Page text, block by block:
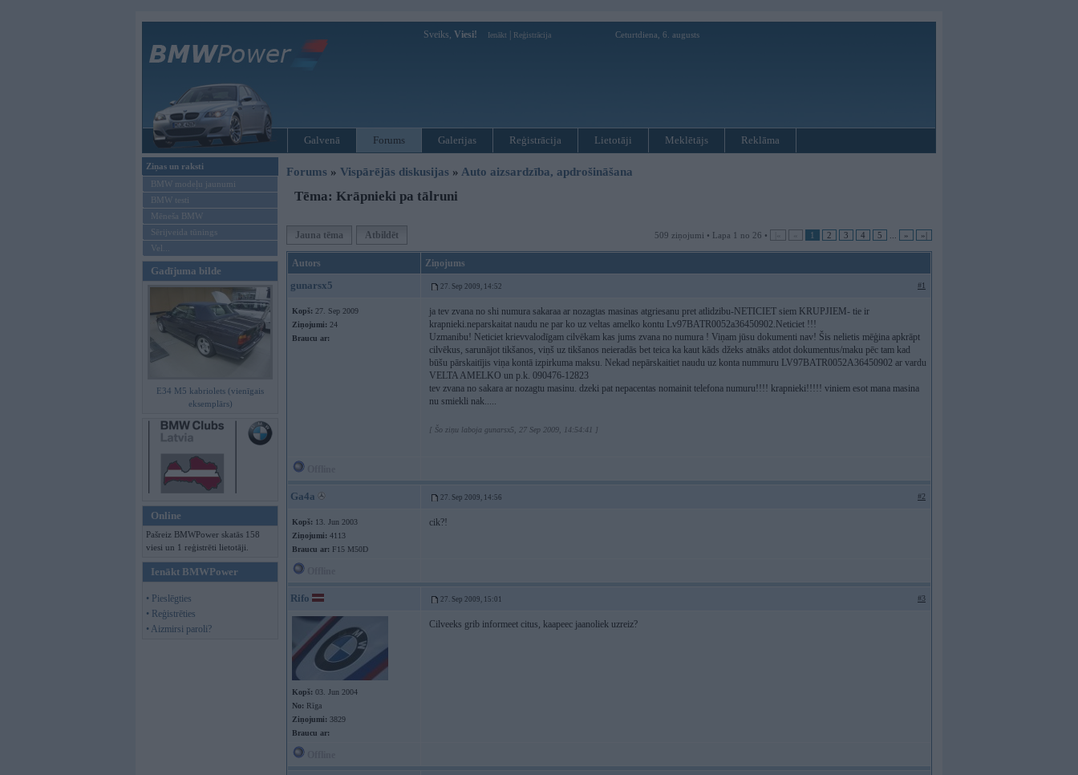
Sveiks, Viesi! Ienākt Reģistrācija Ceturtdiena, 6. augusts
Galvenā Forums Galerijas Reģistrācija Lietotāji Meklētājs Reklāma
Ziņas un raksti
BMW modeļu jaunumi
BMW testi
Mēneša BMW
Sērijveida tūnings
Vel...
Gadījuma bilde
E34 M5 kabriolets (vienīgais
eksemplārs)
Online
Pašreiz BMWPower skatās 158
viesi un 1 reģistrēti lietotāji.
Ienākt BMWPower
• Pieslēgties
• Reģistrēties
• Aizmirsi paroli?
Forums » Vispārējās diskusijas » Auto aizsardzība, apdrošināšana
Tēma: Krāpnieki pa tālruni
Jauna tēma Atbildēt 509 ziņojumi • Lapa 1 no 26 • |« « 1 2 3 4 5 » »|
Autors Ziņojums
gunarsx5 27. Sep 2009, 14:52 #1
Kopš: 27. Sep 2009
Ziņojumi: 24
Braucu ar:
ja tev zvana no shi numura sakaraa ar nozagtas masinas atgriesanu pret atlidzibu-NETICIET siem KRUPJIEM- tie ir
krapnieki.neparskaitat naudu ne par ko uz veltas amelko kontu Lv97BATR0052a36450902.Neticiet !!!
Uzmanibu! Neticiet krievvalodīgam cilvēkam kas jums zvana no numura ! Viņam jūsu dokumenti nav! Šis nelietis mēģina apkrāpt
cilvēkus, sarunājot tikšanos, viņš uz tikšanos neieradās bet teica ka kaut kāds džeks atnāks atdot dokumentus/maku pēc tam kad
būšu pārskaitījis viņa kontā izpirkuma maksu. Nekad nepārskaitiet naudu uz konta nummuru LV97BATR0052A36450902 ar vardu
VELTA AMELKO un p.k. 090476-12823
tev zvana no sakara ar nozagtu masinu. dzeki pat nepacentas nomainit telefona numuru!!!! krapnieki!!!!! viniem esot mana masina
nu smiekli nak.....
[ Šo ziņu laboja gunarsx5, 27 Sep 2009, 14:54:41 ]
Ga4a 27. Sep 2009, 14:56 #2
Kopš: 13. Jun 2003
Ziņojumi: 4113
Braucu ar: F15 M50D
cik?!
Rifo 27. Sep 2009, 15:01 #3
Kopš: 03. Jun 2004
No: Rīga
Ziņojumi: 3829
Braucu ar:
Cilveeks grib informeet citus, kaapeec jaanoliek uzreiz?